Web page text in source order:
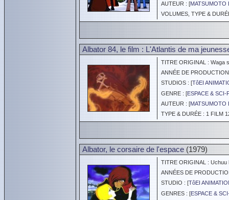
AUTEUR : [MATSUMOTO
VOLUMES, TYPE &
Albator 84, le film : L'Atlantis de ma
TITRE ORIGINAL : Waga
ANNÉE DE
STUDIOS : [TôEI
GENRE : [ESPACE & SCI-
AUTEUR : [MATSUMOTO
TYPE & DURÉE : 1 FILM
Albator, le corsaire de l'espace (1979)
TITRE ORIGINAL :
ANNÉES DE
STUDIO : [TôEI
GENRES : [ESPACE &